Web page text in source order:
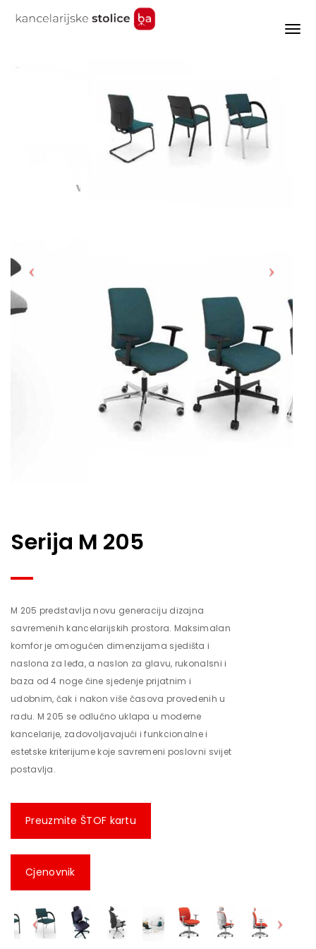
Serija M 205
M 205 predstavlja novu generaciju dizajna
savremenih kancelarijskih prostora. Maksimalan
komfor je omogućen dimenzijama sjedišta i
naslona za leđa, a naslon za glavu, rukonalsni i
baza od 4 noge čine sjedenje prijatnim i
udobnim, čak i nakon više časova provedenih u
radu. M 205 se odlučno uklapa u moderne
kancelarije, zadovoljavajući i funkcionalne i
estetske kriterijume koje savremeni poslovni svijet
postavlja.
Preuzmite ŠTOF kartu
Cjenovnik